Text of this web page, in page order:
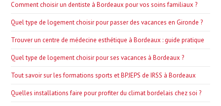
Comment choisir un dentiste à Bordeaux pour vos soins familiaux ?
Quel type de logement choisir pour passer des vacances en Gironde ?
Trouver un centre de médecine esthétique à Bordeaux : guide pratique
Quel type de logement choisir pour ses vacances à Bordeaux ?
Tout savoir sur les formations sports et BPJEPS de IRSS à Bordeaux
Quelles installations faire pour profiter du climat bordelais chez soi ?